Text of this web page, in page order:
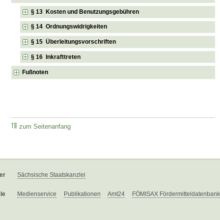
§ 13 Kosten und Benutzungsgebühren
§ 14 Ordnungswidrigkeiten
§ 15 Überleitungsvorschriften
§ 16 Inkrafttreten
Fußnoten
zum Seitenanfang
Sächsische Staatskanzlei
Medienservice Publikationen Amt24 FÖMISAX Fördermitteldatenbank